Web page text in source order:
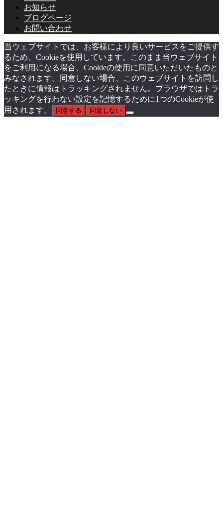
お知らせ
ブログページ
お問い合わせ
当ウェブサイトでは、お客様により良いサービスをご提供す
るため、Cookieを使用しています。このまま当ウェブサイト
をご利用になる場合、Cookieの使用に同意いただいたものと
みなされます。同意しない場合、このウェブサイトを訪問し
たときに情報はトラッキングされません。ブラウザではトラ
ッキングを行わない設定を記憶するために1つのCookieが使
用されます。
同意する 同意しない